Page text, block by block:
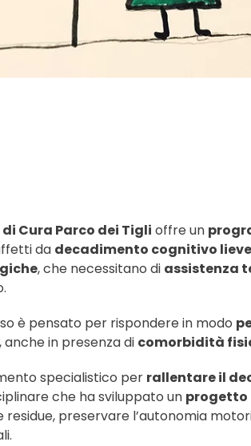
Cura Parco dei Tigli offre un
da decadimento cognitivo
, che necessitano di assistenza
è pensato per rispondere in modo
anche in presenza di comorbidità
specialistico per rallentare il
che ha sviluppato un progetto
residue, preservare l’autonomia